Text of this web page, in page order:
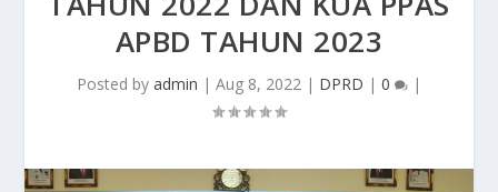
APBD TAHUN 2023
Posted by admin | Aug 8, 2022 | DPRD | 0 |